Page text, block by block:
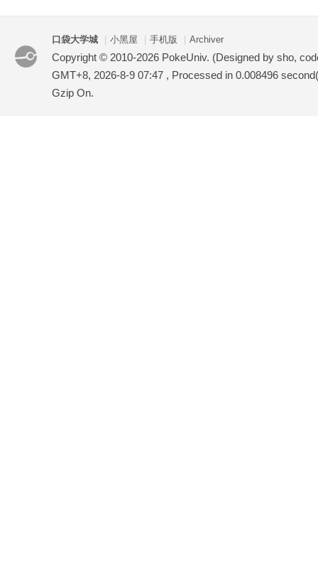
口袋大学城 小黑屋 手机版 Archiver
Copyright © 2010-2026 PokeUniv. (Designed by sho,
GMT+8, 2026-8-9 07:47 , Processed in 0.008496
Gzip On.